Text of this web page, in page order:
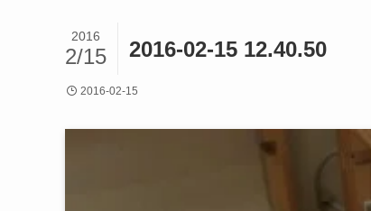
2016-02-15 12.40.50
2016
2/15
2016-02-15